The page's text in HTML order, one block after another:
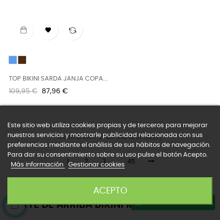
PARTE DE ARRIBA BIKINI MUJER ONLINE

TOP BIKINI SARDA JANJA COPA...
Precio
109,95 € Precio
87,96 €
Mostrando 1-21 de 942 articulo(s)
1 2 3 … 45
Este sitio web utiliza cookies propias y de terceros para mejorar
nuestros servicios y mostrarle publicidad relacionada con sus
preferencias mediante el análisis de sus hábitos de navegación.
Para dar su consentimiento sobre su uso pulse el botón Acepto.
Más información
Gestionar cookies
ACEPTO